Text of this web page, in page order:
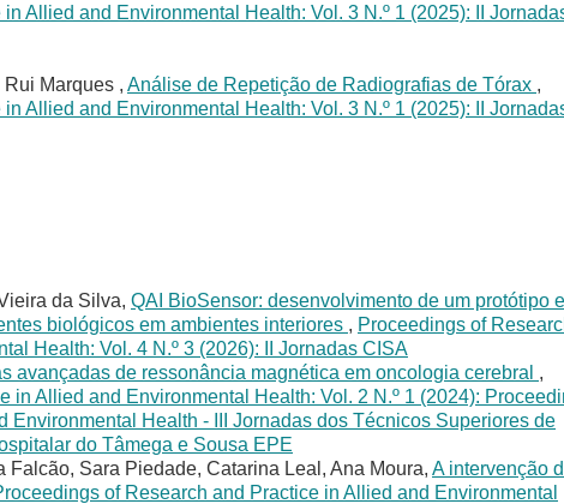
Allied and Environmental Health: Vol. 3 N.º 1 (2025): II
Marques , Análise de Repetição de Radiografias de Tórax ,
Allied and Environmental Health: Vol. 3 N.º 1 (2025): II
da Silva, QAI BioSensor: desenvolvimento de um protótipo
biológicos em ambientes interiores , Proceedings of
Health: Vol. 4 N.º 3 (2026): II Jornadas CISA
avançadas de ressonância magnética em oncologia cerebral ,
in Allied and Environmental Health: Vol. 2 N.º 1 (2024):
Environmental Health - III Jornadas dos Técnicos Superiores de
do Tâmega e Sousa EPE
Falcão, Sara Piedade, Catarina Leal, Ana Moura, A intervenção
of Research and Practice in Allied and Environmental